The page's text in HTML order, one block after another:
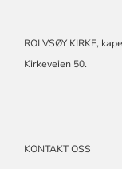
ROLVSØY KIRKE,
Kirkeveien 50.
KONTAKT OSS